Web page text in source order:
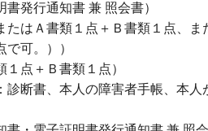
発行通知書 兼 照会書）
たはＡ書類１点＋Ｂ書類１点、
可。））
点＋Ｂ書類１点）
断書、本人の障害者手帳、本人